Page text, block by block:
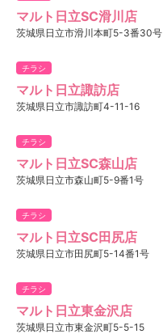
マルト日立SC滑川店
茨城県日立市滑川本町5-3番30号
チラシ
マルト日立諏訪店
茨城県日立市諏訪町4-11-16
チラシ
マルト日立SC森山店
茨城県日立市森山町5-9番1号
チラシ
マルト日立SC田尻店
茨城県日立市田尻町5-14番1号
チラシ
マルト日立東金沢店
茨城県日立市東金沢町5-5-15